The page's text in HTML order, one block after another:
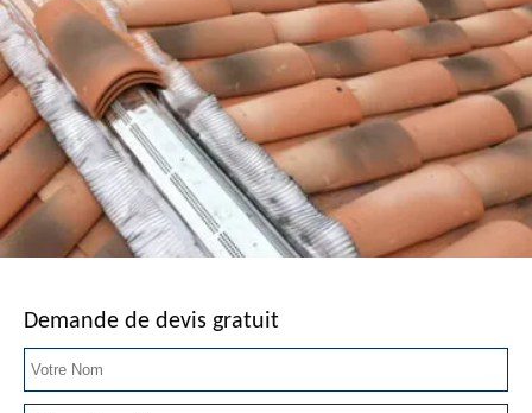
Demande de devis gratuit